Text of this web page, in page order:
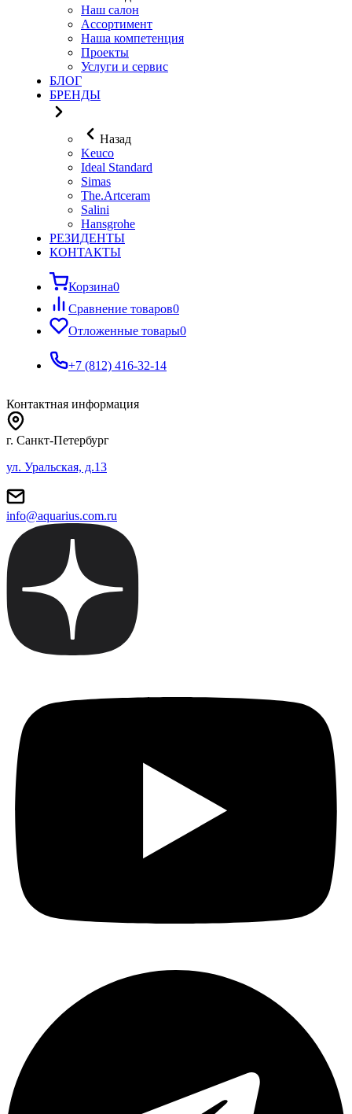
Наш салон
Ассортимент
Наша компетенция
Проекты
Услуги и сервис
БЛОГ
БРЕНДЫ
Назад
Keuco
Ideal Standard
Simas
The.Artceram
Salini
Hansgrohe
РЕЗИДЕНТЫ
КОНТАКТЫ
Корзина0
Сравнение товаров0
Отложенные товары0
+7 (812) 416-32-14
Контактная информация
г. Санкт-Петербург
ул. Уральская, д.13
info@aquarius.com.ru